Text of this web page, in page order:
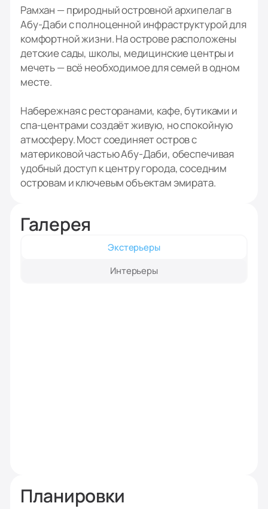
Рамхан — природный островной архипелаг в
Абу-Даби с полноценной инфраструктурой для
комфортной жизни. На острове расположены
детские сады, школы, медицинские центры и
мечеть — всё необходимое для семей в одном
месте.
Набережная с ресторанами, кафе, бутиками и
спа-центрами создаёт живую, но спокойную
атмосферу. Мост соединяет остров с
материковой частью Абу-Даби, обеспечивая
удобный доступ к центру города, соседним
островам и ключевым объектам эмирата.
Галерея
Экстерьеры
Интерьеры
Планировки